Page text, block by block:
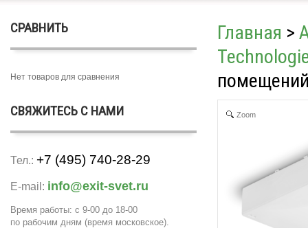
СРАВНИТЬ
Нет товаров для сравнения
СВЯЖИТЕСЬ С НАМИ
Тел.: +7 (495) 740-28-29
E-mail: info@exit-svet.ru
Время работы: с 9-00 до 18-00
по рабочим дням (время московское).
Главная >
помещений
Zoom